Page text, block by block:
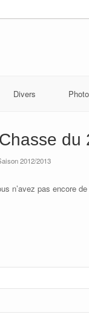
Divers
du
2012/2013
n’avez pas encore